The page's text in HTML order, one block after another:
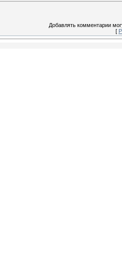
Добавлять комментарии
[